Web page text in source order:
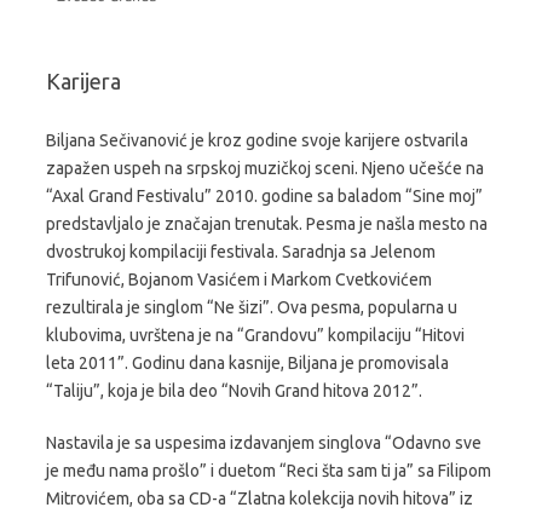
Karijera
Biljana Sečivanović je kroz godine svoje karijere ostvarila
zapažen uspeh na srpskoj muzičkoj sceni. Njeno učešće na
“Axal Grand Festivalu” 2010. godine sa baladom “Sine moj”
predstavljalo je značajan trenutak. Pesma je našla mesto na
dvostrukoj kompilaciji festivala. Saradnja sa Jelenom
Trifunović, Bojanom Vasićem i Markom Cvetkovićem
rezultirala je singlom “Ne šizi”. Ova pesma, popularna u
klubovima, uvrštena je na “Grandovu” kompilaciju “Hitovi
leta 2011”. Godinu dana kasnije, Biljana je promovisala
“Taliju”, koja je bila deo “Novih Grand hitova 2012”.
Nastavila je sa uspesima izdavanjem singlova “Odavno sve
je među nama prošlo” i duetom “Reci šta sam ti ja” sa Filipom
Mitrovićem, oba sa CD-a “Zlatna kolekcija novih hitova” iz